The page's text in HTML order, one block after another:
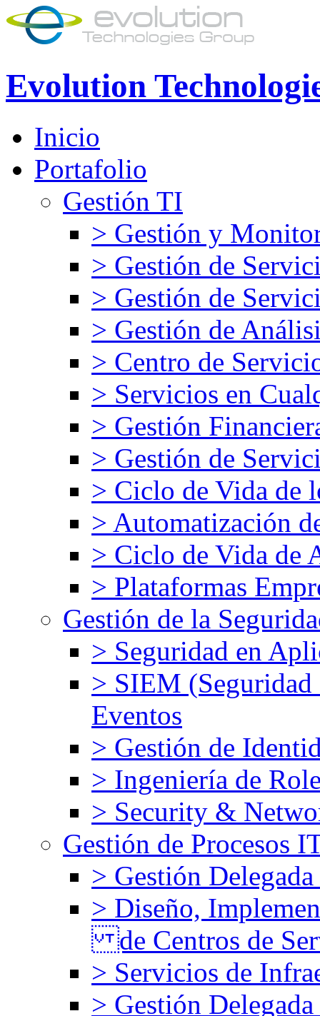
Evolution
Inicio
Portafolio
Gestión TI
> Gestión y
> Gestión de
> Gestión de
> Gestión de
> Centro de
> Servicios en
> Gestión
> Gestión de
> Ciclo de Vida de
> Automatización
> Ciclo de Vida de
> Plataformas
Gestión de la
> Seguridad en
> SIEM
Eventos
> Gestión de
> Ingeniería de
> Security &
Gestión de Procesos
> Gestión
> Diseño,
de Centros de
> Servicios de
> Gestión